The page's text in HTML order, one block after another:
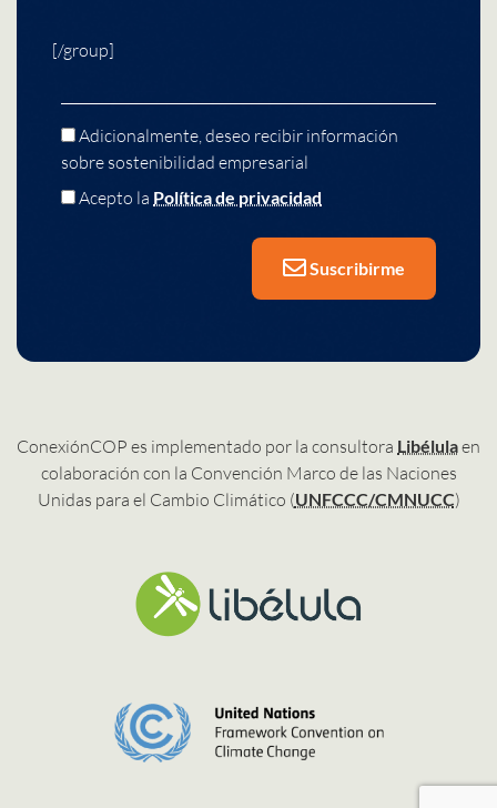
[/group]
Adicionalmente, deseo recibir información
sobre sostenibilidad empresarial
Acepto la Política de privacidad
Suscribirme
ConexiónCOP es implementado por la consultora Libélulaen
colaboración con la Convención Marco de las Naciones
Unidas para el Cambio Climático (UNFCCC/CMNUCC)